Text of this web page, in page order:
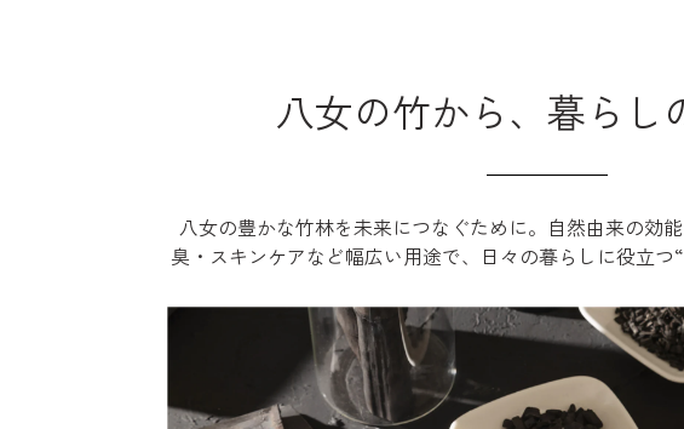
八女の竹から、暮らし
八女の豊かな竹林を未来につなぐために。自然由来の効
臭・スキンケアなど幅広い用途で、日々の暮らしに役立つ